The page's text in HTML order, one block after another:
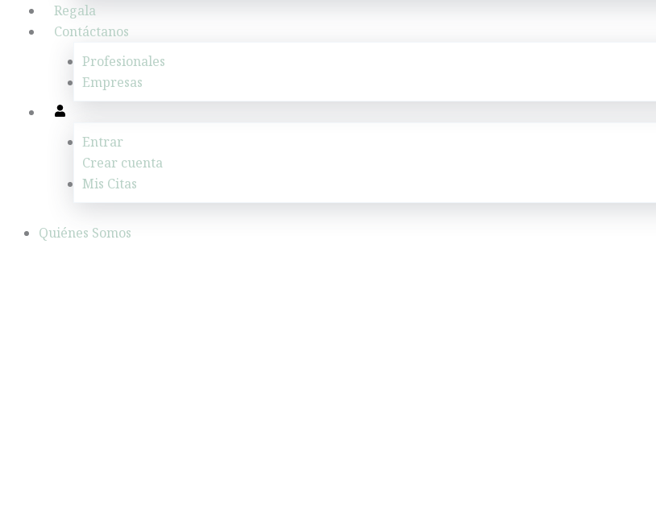
Regala
Contáctanos
Profesionales
Empresas
Entrar
Crear cuenta
Mis Citas
Quiénes Somos